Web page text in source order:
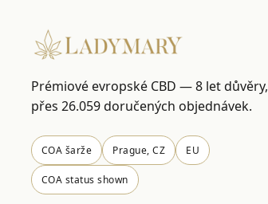
Prémiové evropské CBD — 8 let důvěry,
přes 26.059 doručených objednávek.
COA šarže Prague, CZ EU
COA status shown